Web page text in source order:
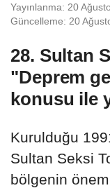
Yayınlanma: 20
Güncelleme: 20
28. Sultan
"Deprem
konusu ile
Kurulduğu
Sultan Seksi
bölgenin